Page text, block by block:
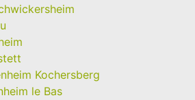
Kochersberg
le Bas